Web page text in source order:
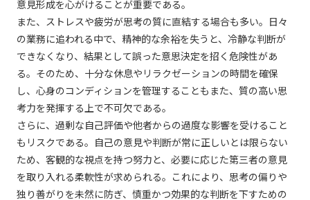
意見形成を心がけることが重要である。
また、ストレスや疲労が思考の質に直結する場合も多い。日々
の業務に追われる中で、精神的な余裕を失うと、冷静な判断が
できなくなり、結果として誤った意思決定を招く危険性があ
る。そのため、十分な休息やリラクゼーションの時間を確保
し、心身のコンディションを管理することもまた、質の高い思
考力を発揮する上で不可欠である。
さらに、過剰な自己評価や他者からの過度な影響を受けること
もリスクである。自己の意見や判断が常に正しいとは限らない
ため、客観的な視点を持つ努力と、必要に応じた第三者の意見
を取り入れる柔軟性が求められる。これにより、思考の偏りや
独り善がりを未然に防ぎ、慎重かつ効果的な判断を下すための